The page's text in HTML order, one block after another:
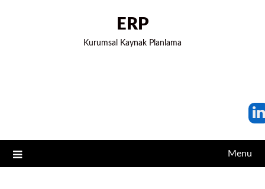
ERP
Kurumsal Kaynak Planlama
Menu